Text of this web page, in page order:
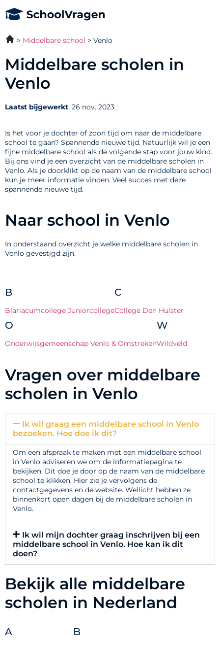
Middelbare school Venlo
Middelbare scholen in
Venlo
Laatst bijgewerkt: 26 nov. 2023
Is het voor je dochter of zoon tijd om naar de middelbare
school te gaan? Spannende nieuwe tijd. Natuurlijk wil je een
fijne middelbare school als de volgende stap voor jouw kind.
Bij ons vind je een overzicht van de middelbare scholen in
Venlo. Als je doorklikt op de naam van de middelbare school
kun je meer informatie vinden. Veel succes met deze
spannende nieuwe tijd.
Naar school in Venlo
In onderstaand overzicht je welke middelbare scholen in
Venlo gevestigd zijn.
B
Blariacumcollege Juniorcollege
C
College Den Hulster
O
Onderwijsgemeenschap Venlo & Omstreken
W
Wildveld
Vragen over middelbare
scholen in Venlo
Ik wil graag een middelbare school in Venlo
bezoeken. Hoe doe ik dit?
Om een afspraak te maken met een middelbare school
in Venlo adviseren we om de informatiepagina te
bekijken. Dit doe je door op de naam van de middelbare
school te klikken. Hier zie je vervolgens de
contactgegevens en de website. Wellicht hebben ze
binnenkort open dagen bij de middelbare scholen in
Venlo.
Ik wil mijn dochter graag inschrijven bij een
middelbare school in Venlo. Hoe kan ik dit
doen?
Bekijk alle middelbare
scholen in Nederland
A B